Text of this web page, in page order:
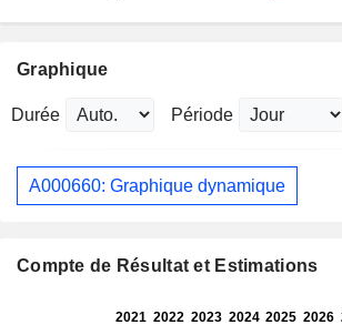
Graphique
Durée Période
A000660: Graphique dynamique
Compte de Résultat et Estimations